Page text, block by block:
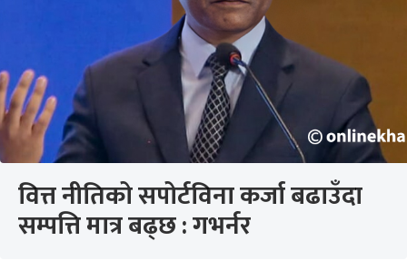
वित्त नीतिको सपोर्टविना कर्जा बढाउँदा
सम्पत्ति मात्र बढ्छ : गभर्नर